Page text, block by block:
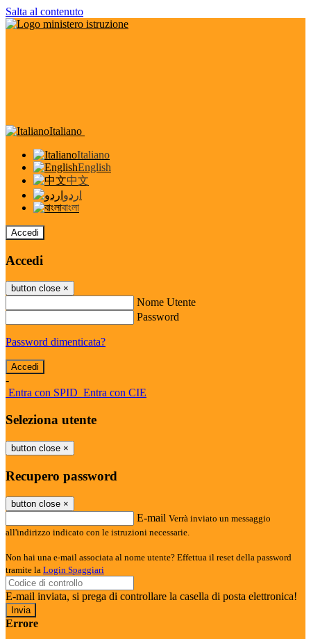
Salta al contenuto
Italiano
Italiano
English
中文
اردو
বাংলা
Accedi
Accedi
button close ×
Nome Utente
Password
Password dimenticata?
-
Entra con SPID Entra con CIE
Seleziona utente
button close ×
Recupero password
button close ×
E-mail Verrà inviato un messaggio
all'indirizzo indicato con le istruzioni necessarie.
Non hai una e-mail associata al nome utente? Effettua il reset della password
tramite la Login Spaggiari
E-mail inviata, si prega di controllare la casella di posta elettronica!
Errore